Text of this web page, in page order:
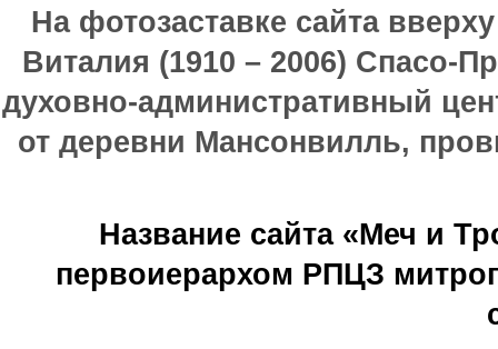
На фотозаставке сайта
Виталия (1910 – 2006) Спасо-
духовно-административный
от деревни Мансонвилль,
Название сайта «Меч и
первоиерархом РПЦЗ